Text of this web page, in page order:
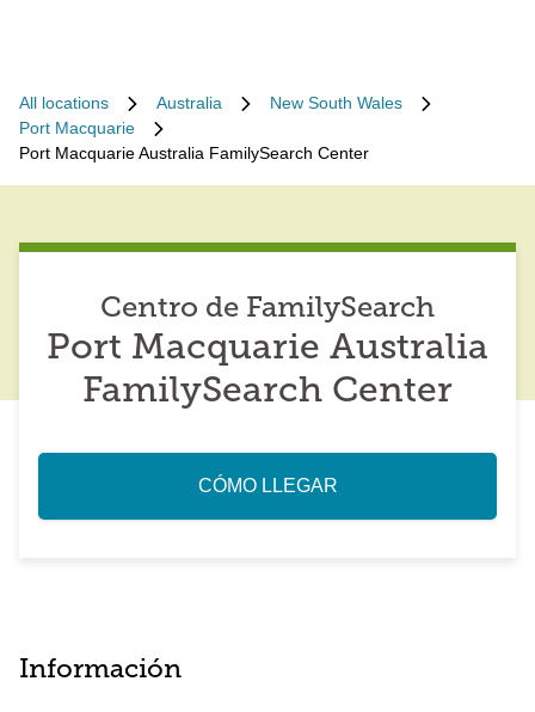
All locations Australia
New South Wales
Port Macquarie
Port Macquarie Australia FamilySearch Center
Centro de FamilySearch
Port Macquarie Australia
FamilySearch Center
CÓMO LLEGAR
Información